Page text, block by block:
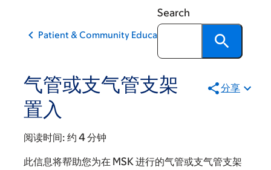
Search
Patient & Community Education
气管或支气管支架
置入
分享
阅读时间: 约 4 分钟
此信息将帮助您为在 MSK 进行的气管或支气管支架